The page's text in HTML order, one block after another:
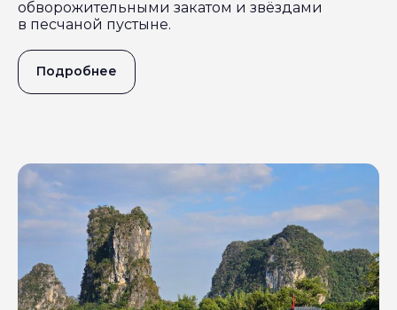
обворожительными закатом и звёздами
в песчаной пустыне.
Подробнее